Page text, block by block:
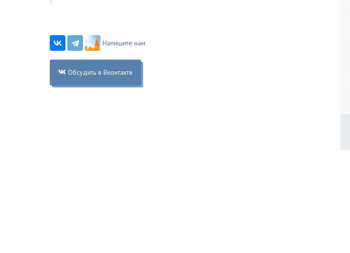
Напишите нам
Обсудить в Вконтакте